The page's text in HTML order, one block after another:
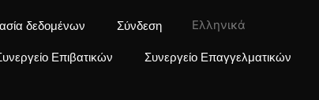
δεδομένων Σύνδεση Ελληνικά
Επιβατικών Συνεργείο Επαγγελματικών